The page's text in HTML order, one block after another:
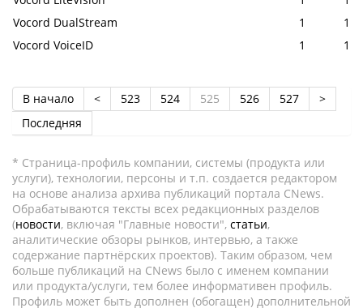
Vocord DualStream
1
1
Vocord VoiceID
1 1
В начало < 523 524 525 526 527
>
Последняя
* Страница-профиль компании, системы (продукта или
услуги), технологии, персоны и т.п. создается редактором
на основе анализа архива публикаций портала CNews.
Обрабатываются тексты всех редакционных разделов
(новости, включая "Главные новости", статьи,
аналитические обзоры рынков, интервью, а также
содержание партнёрских проектов). Таким образом, чем
больше публикаций на CNews было с именем компании
или продукта/услуги, тем более информативен профиль.
Профиль может быть дополнен (обогащен) дополнительной